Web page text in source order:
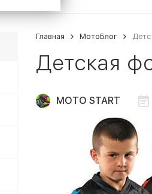
Главная МотоБлог
Детская
MOTO START